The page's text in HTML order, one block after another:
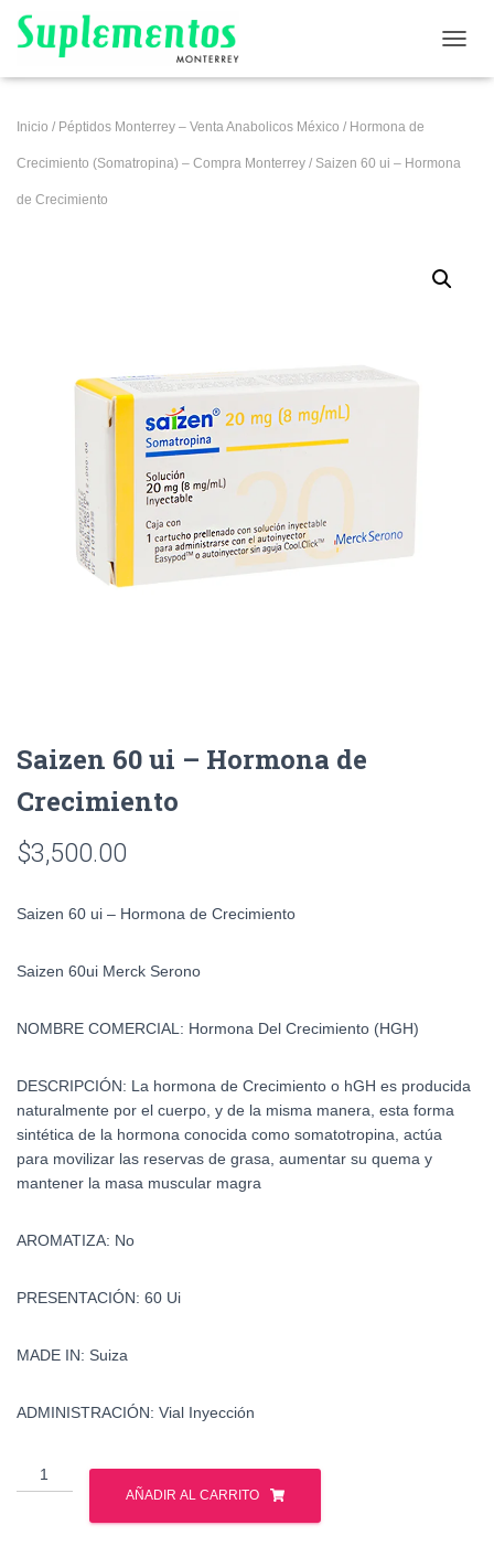
Inicio / Péptidos Monterrey – Venta Anabolicos México / Hormona de
Crecimiento (Somatropina) – Compra Monterrey / Saizen 60 ui – Hormona
de Crecimiento
Saizen 60 ui – Hormona de
Crecimiento
$3,500.00
Saizen 60 ui – Hormona de Crecimiento
Saizen 60ui Merck Serono
NOMBRE COMERCIAL: Hormona Del Crecimiento (HGH)
DESCRIPCIÓN: La hormona de Crecimiento o hGH es producida
naturalmente por el cuerpo, y de la misma manera, esta forma
sintética de la hormona conocida como somatotropina, actúa
para movilizar las reservas de grasa, aumentar su quema y
mantener la masa muscular magra
AROMATIZA: No
PRESENTACIÓN: 60 Ui
MADE IN: Suiza
ADMINISTRACIÓN: Vial Inyección
Saizen
60
AÑADIR AL CARRITO